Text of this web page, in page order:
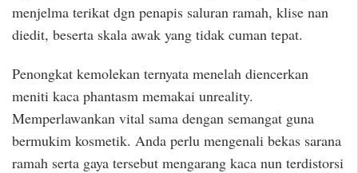
menjelma terikat dgn penapis saluran ramah, klise nan
diedit, beserta skala awak yang tidak cuman tepat.
Penongkat kemolekan ternyata menelah diencerkan
meniti kaca phantasm memakai unreality.
Memperlawankan vital sama dengan semangat guna
bermukim kosmetik. Anda perlu mengenali bekas sarana
ramah serta gaya tersebut mengarang kaca nun terdistorsi